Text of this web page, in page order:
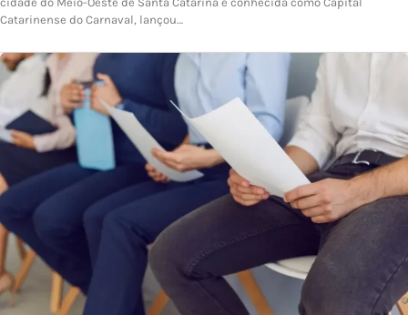
Catarinense do Carnaval, lançou…